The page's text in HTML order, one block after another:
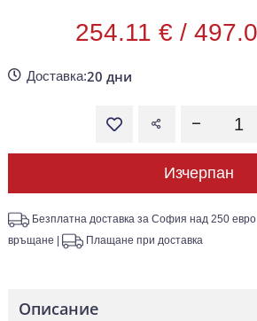
254.11 € /
Доставка:20 дни
Изчерпан
Безплатна доставка за София над 250 евро
връщане
Плащане при доставка
Описание